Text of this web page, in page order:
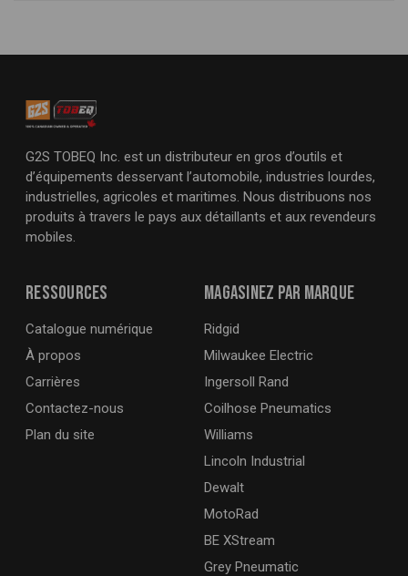
G2S TOBEQ Inc. est un distributeur en gros d’outils et
d’équipements desservant l’automobile, industries lourdes,
industrielles, agricoles et maritimes. Nous distribuons nos
produits à travers le pays aux détaillants et aux revendeurs
mobiles.
Magasinez par marque
Ridgid
Milwaukee Electric
Ingersoll Rand
Coilhose Pneumatics
Williams
Lincoln Industrial
Dewalt
MotoRad
BE XStream
Grey Pneumatic
Ressources
Catalogue numérique
À propos
Carrières
Contactez-nous
Plan du site